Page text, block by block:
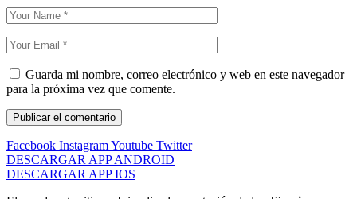
Guarda mi nombre, correo electrónico y web en este navegador
para la próxima vez que comente.
Facebook InstagramYoutube Twitter
DESCARGAR APP ANDROID
DESCARGAR APP IOS